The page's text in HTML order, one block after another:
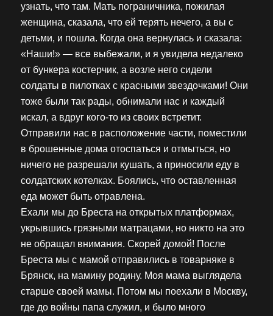
узнать, что там. Мать пограничника, пожилая
женщина, сказала, что ей терять нечего, а вы с
детьми, и пошла. Когда она вернулась и сказала:
«Наши!» — все выбежали, и я увидела недалеко
от бункера костерчик, а возле него сидели
солдаты в пилотках с красными звездочками! Они
тоже были так рады, обнимали нас и каждый
искал, а вдруг кого-то из своих встретит.
Отправили нас в расположение части, поместили
в брошенные дома отоспаться и отмыться, но
ничего не разрешали кушать, а приносили еду в
солдатских котелках. Боялись, что оставленная
еда может быть отравлена.
Ехали мы до Бреста на открытых платформах,
укрывшись грязными матрацами, но никто на это
не обращал внимания. Скорей домой! После
Бреста мы с мамой отправились в товарняке в
Брянск, на мамину родину. Моя мама выглядела
старше своей мамы. Потом мы поехали в Москву,
где до войны папа служил, и было много